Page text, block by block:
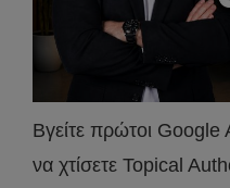
Βγείτε πρώτοι
να χτίσετε Topical